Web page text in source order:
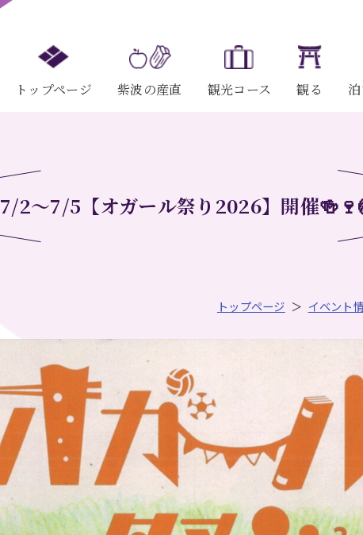
トップページ 紫波の産直 観光コース 観る
7/2～7/5【オガール祭り2026】開催
トップページ イベント